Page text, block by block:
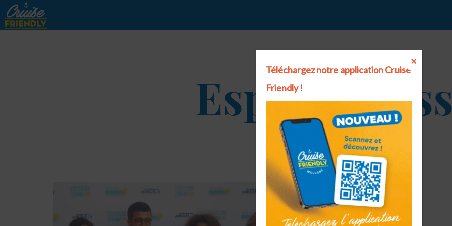
Cruise
Friendly
Espace
ACCUEIL ESPACE PRESSE
À la une
Téléchargez notre application Cruise
Friendly !
×